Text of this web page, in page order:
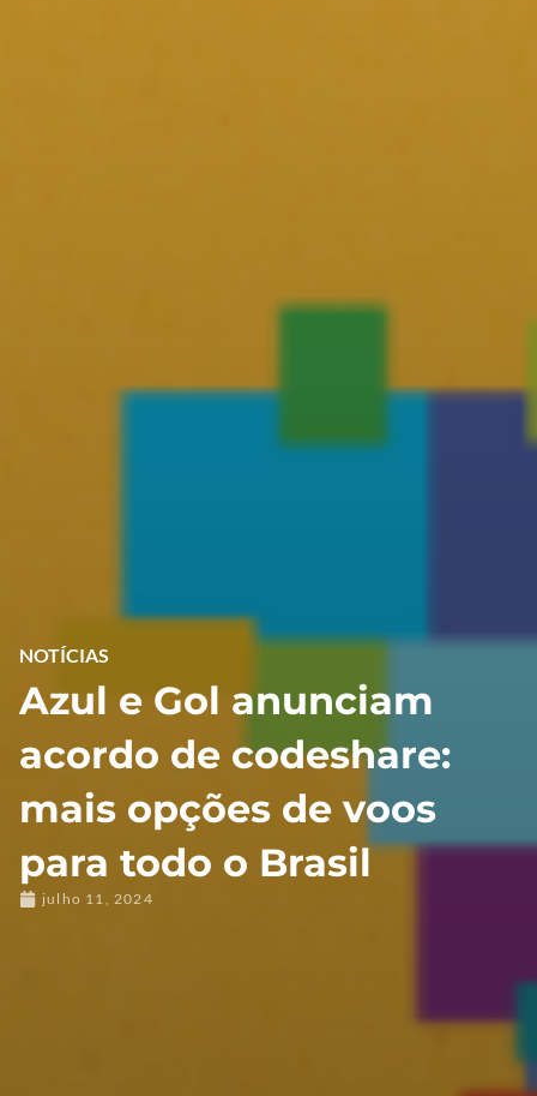
NOTÍCIAS
Azul e Gol anunciam
acordo de codeshare:
mais opções de voos
para todo o Brasil
julho 11, 2024